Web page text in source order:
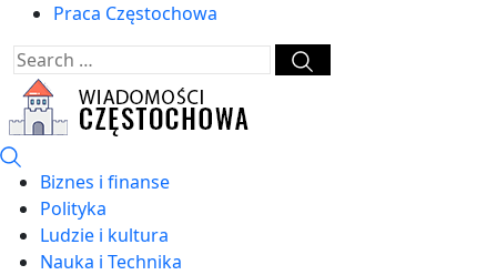
Praca Częstochowa
Biznes i finanse
Polityka
Ludzie i kultura
Nauka i Technika